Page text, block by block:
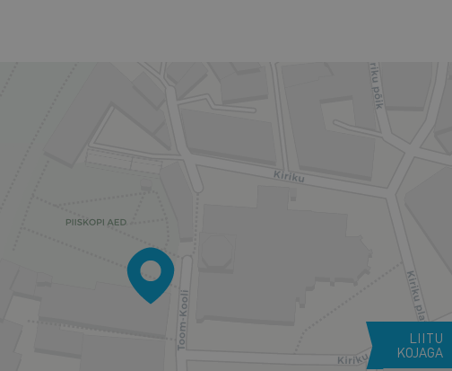
LIITU
KOJAGA